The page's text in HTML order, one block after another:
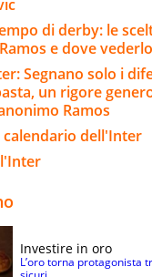
di derby: le
e dove
Segnano solo i
un rigore
Ramos
dell'Inter
Investire in oro
L’oro torna protagonista